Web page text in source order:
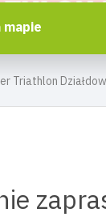
Triathlon
mapie